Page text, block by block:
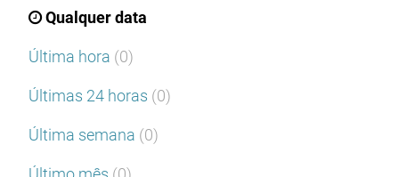
Qualquer data
Última hora (0)
Últimas 24 horas (0)
Última semana (0)